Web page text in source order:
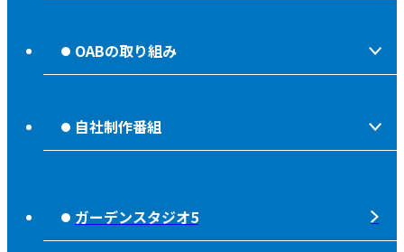
OABからのお知らせ
リクルートページ
放送番組審議会
OABの取り組み
子ども食堂応援
自社制作番組
もっと！
ガーデンスタジオ5